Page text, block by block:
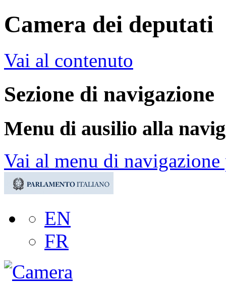
Camera dei deputati
Vai al contenuto
Sezione di navigazione
Menu di ausilio alla
Vai al menu di
EN
FR